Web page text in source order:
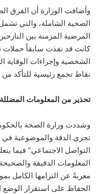
وأضافت الوزارة أن الفرق
الصحية الشاملة، والتي
المرضية المزمنة بين
كانت قد نفذت سابقاً حملات
الشخصية وإجراءات الوقاية
نقاط تجمع رئيسية للتأكد من
تحذير من المعلومات
وشددت وزارة الصحة
تحري الدقة والموضوعية في
التواصل الاجتماعي” فيما
المعلومات الدقيقة
معربةً عن التزامها الكامل
الحفاظ على استقرار